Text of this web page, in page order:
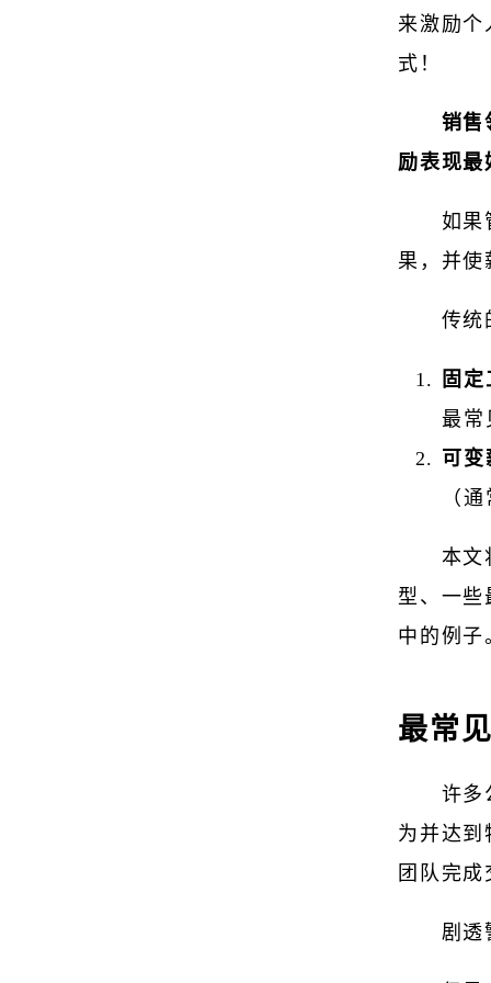
来激励个
式！
销售
励表现最
如果
果，并
传统
固
最常
可变
（
本文
型、一
中的例子
最常
许多
为并达
团队完
剧透